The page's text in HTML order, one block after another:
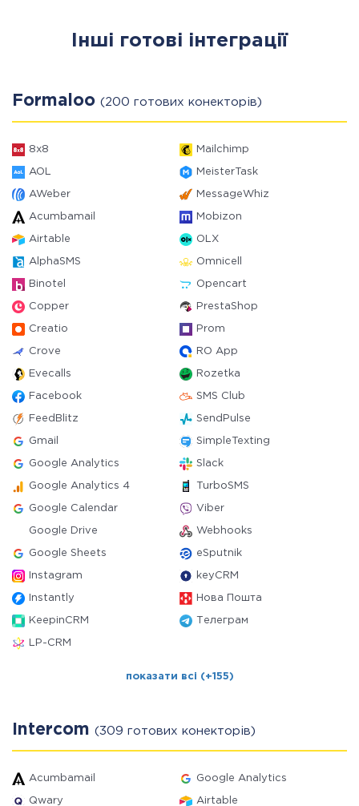
Інші готові інтеграції
Formaloo (200 готових конекторів)
8x8 Mailchimp
AOL MeisterTask
AWeber MessageWhiz
Acumbamail Mobizon
Airtable OLX
AlphaSMS Omnicell
Binotel Opencart
Copper PrestaShop
Creatio Prom
Crove RO App
Evecalls Rozetka
Facebook SMS Club
FeedBlitz SendPulse
Gmail SimpleTexting
Google Analytics Slack
Google Analytics 4 TurboSMS
Google Calendar Viber
Google Drive Webhooks
Google Sheets eSputnik
Instagram keyCRM
Instantly Нова Пошта
KeepinCRM Телеграм
LP-CRM
показати всі (+155)
Intercom (309 готових конекторів)
Acumbamail Google Analytics
Qwary Airtable